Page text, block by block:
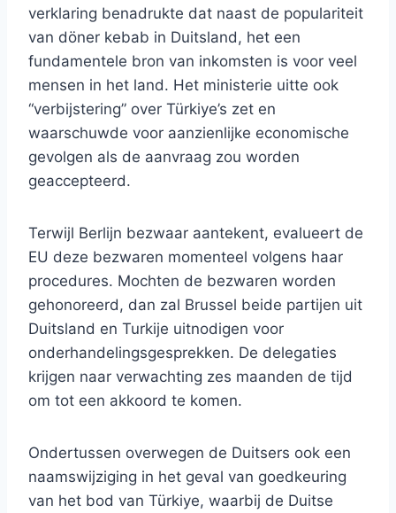
verklaring benadrukte dat naast de populariteit
van döner kebab in Duitsland, het een
fundamentele bron van inkomsten is voor veel
mensen in het land. Het ministerie uitte ook
“verbijstering” over Türkiye’s zet en
waarschuwde voor aanzienlijke economische
gevolgen als de aanvraag zou worden
geaccepteerd.
Terwijl Berlijn bezwaar aantekent, evalueert de
EU deze bezwaren momenteel volgens haar
procedures. Mochten de bezwaren worden
gehonoreerd, dan zal Brussel beide partijen uit
Duitsland en Turkije uitnodigen voor
onderhandelingsgesprekken. De delegaties
krijgen naar verwachting zes maanden de tijd
om tot een akkoord te komen.
Ondertussen overwegen de Duitsers ook een
naamswijziging in het geval van goedkeuring
van het bod van Türkiye, waarbij de Duitse